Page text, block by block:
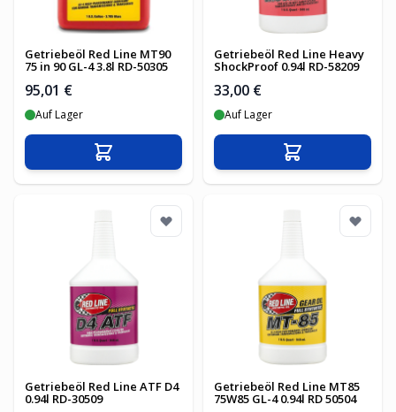
Getriebeöl Red Line MT90
75 in 90 GL-4 3.8l RD-50305
95,01 €
Auf Lager
In den Warenkorb
Getriebeöl Red Line Heavy
ShockProof 0.94l RD-58209
33,00 €
Auf Lager
In den
Getriebeöl Red Line ATF D4
0.94l RD-30509
Getriebeöl Red Line MT85
75W85 GL-4 0.94l RD 50504